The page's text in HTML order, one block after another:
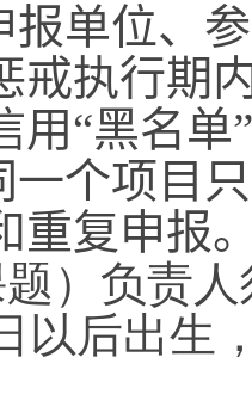
报单位、
戒执行期
用“黑名单
一个项目
重复申报
）负责
以后出生